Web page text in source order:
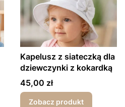
Kapelusz z siateczką dla
dziewczynki z kokardką
Cena
45,00 zł
Zobacz produkt